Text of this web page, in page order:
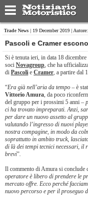
Trade News | 19 December 2019 |
Pascoli e Cramer
Si è tenuta ieri, in data 18 dicembre
soci Novagroup, che ha
di Pascoli e Cramer, a partire dal
“Era già nell’aria da tempo – è
Vittorio Amura, da poco
del gruppo per i prossimi 5 anni –
ci ha trovato impreparati. Anzi,
per dare un nuovo assetto al
valutando l’ingresso di nuovi
nostra compagine, in modo da
soprattutto in ambito truck,
di là dei tempi tecnici necessari, il
brevi”.
Il commento di Amura si
operatore è libero di prendere le
mercato offre. Ecco perché
nuovo percorso e per il proseguo